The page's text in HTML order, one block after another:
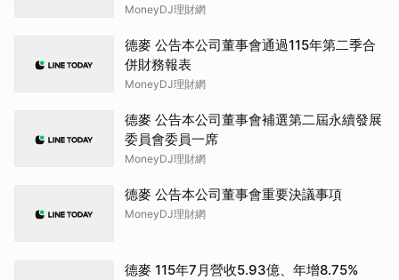
MoneyDJ理財網
德麥 公告本公司董事會通過115年第二季合
併財務報表
MoneyDJ理財網
德麥 公告本公司董事會補選第二屆永續發展
委員會委員一席
MoneyDJ理財網
德麥 公告本公司董事會重要決議事項
MoneyDJ理財網
德麥 115年7月營收5.93億、年增8.75%